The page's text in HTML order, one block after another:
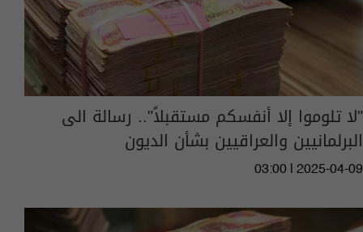
"لا تلوموا إلا أنفسكم مستقبلاً".. رسالة الى
البرلمانيين والعراقيين بشأن الديون
03:00 | 2025-04-09